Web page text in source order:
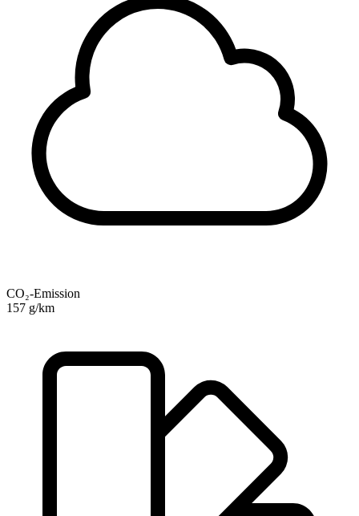
CO₂-Emission
157 g/km